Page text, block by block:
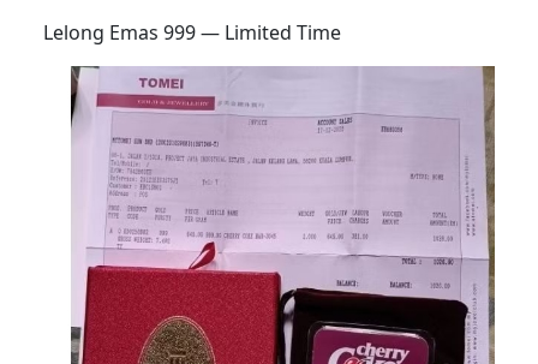
Lelong Emas 999 — Limited Time